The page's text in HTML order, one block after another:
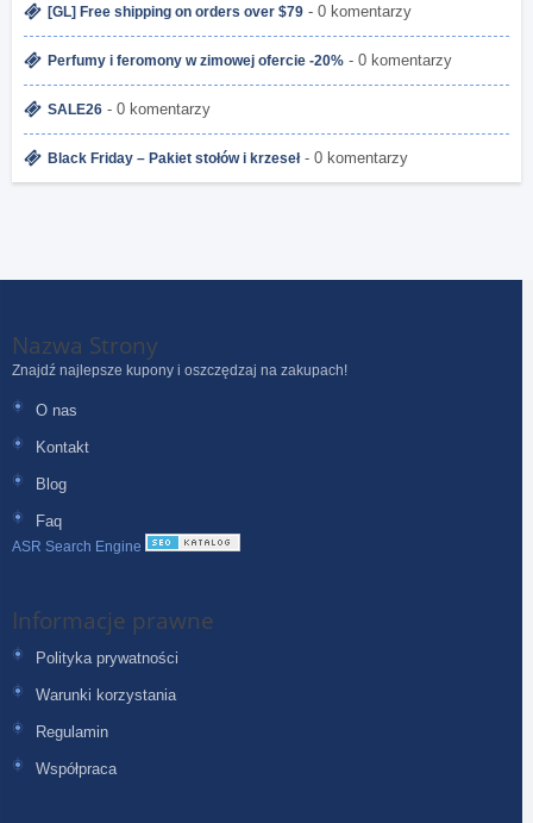
[GL] Free shipping on orders over $79 - 0 komentarzy
Perfumy i feromony w zimowej ofercie -20% - 0 komentarzy
SALE26 - 0 komentarzy
Black Friday – Pakiet stołów i krzeseł- 0 komentarzy
Nazwa Strony
Znajdź najlepsze kupony i oszczędzaj na zakupach!
O nas
Kontakt
Blog
Faq
ASR Search Engine
Informacje prawne
Polityka prywatności
Warunki korzystania
Regulamin
Współpraca